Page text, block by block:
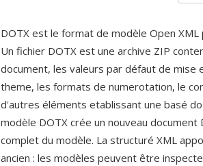
DOTX est le format de modèle Open XML
Un fichier DOTX est une archive ZIP
document, les valeurs par défaut de mise
theme, les formats de numerotation, le
d'autres éléments etablissant une basé
modèle DOTX crée un nouveau
complet du modèle. La structuré XML
ancien : les modèles peuvent être